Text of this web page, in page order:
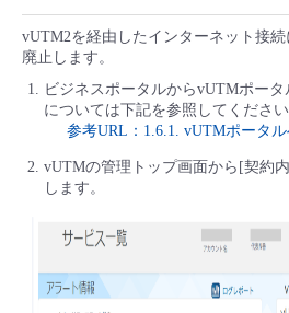
vUTM2を経由したインターネット接
廃止します。
ビジネスポータルからvUTMポー
については下記を参照してください
参考URL：1.6.1. vUTMポータ
vUTMの管理トップ画面から[契約
します。